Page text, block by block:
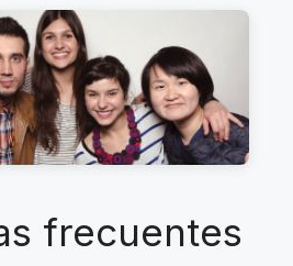
frecuentes